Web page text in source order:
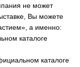
не может
Вы можете
а именно:
каталоге
каталоге